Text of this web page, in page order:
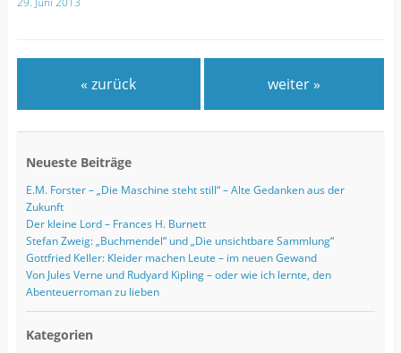
« zurück weiter »
Neueste Beiträge
E.M. Forster – „Die Maschine steht still“ – Alte Gedanken aus der
Zukunft
Der kleine Lord – Frances H. Burnett
Stefan Zweig: „Buchmendel“ und „Die unsichtbare Sammlung“
Gottfried Keller: Kleider machen Leute – im neuen Gewand
Von Jules Verne und Rudyard Kipling – oder wie ich lernte, den
Abenteuerroman zu lieben
Kategorien